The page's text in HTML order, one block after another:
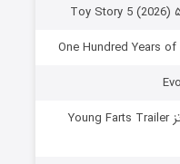
دانلود مستند قطعات تریلر یانگ فارتز Young Farts Trailer